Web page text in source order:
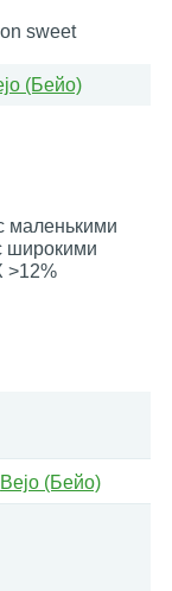
sweet
(Бейо)
маленькими
широкими
>12%
Bejo (Бейо)